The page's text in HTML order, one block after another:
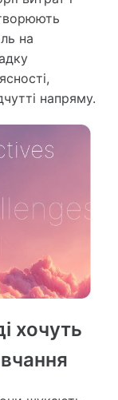
на
напряму.
хочуть